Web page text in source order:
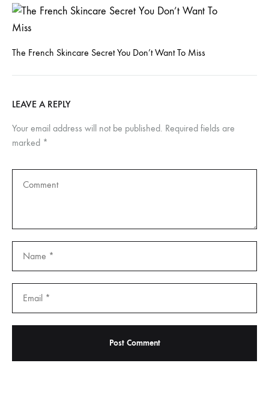
The French Skincare Secret You Don’t Want To Miss
LEAVE A REPLY
Your email address will not be published. Required fields are
marked *